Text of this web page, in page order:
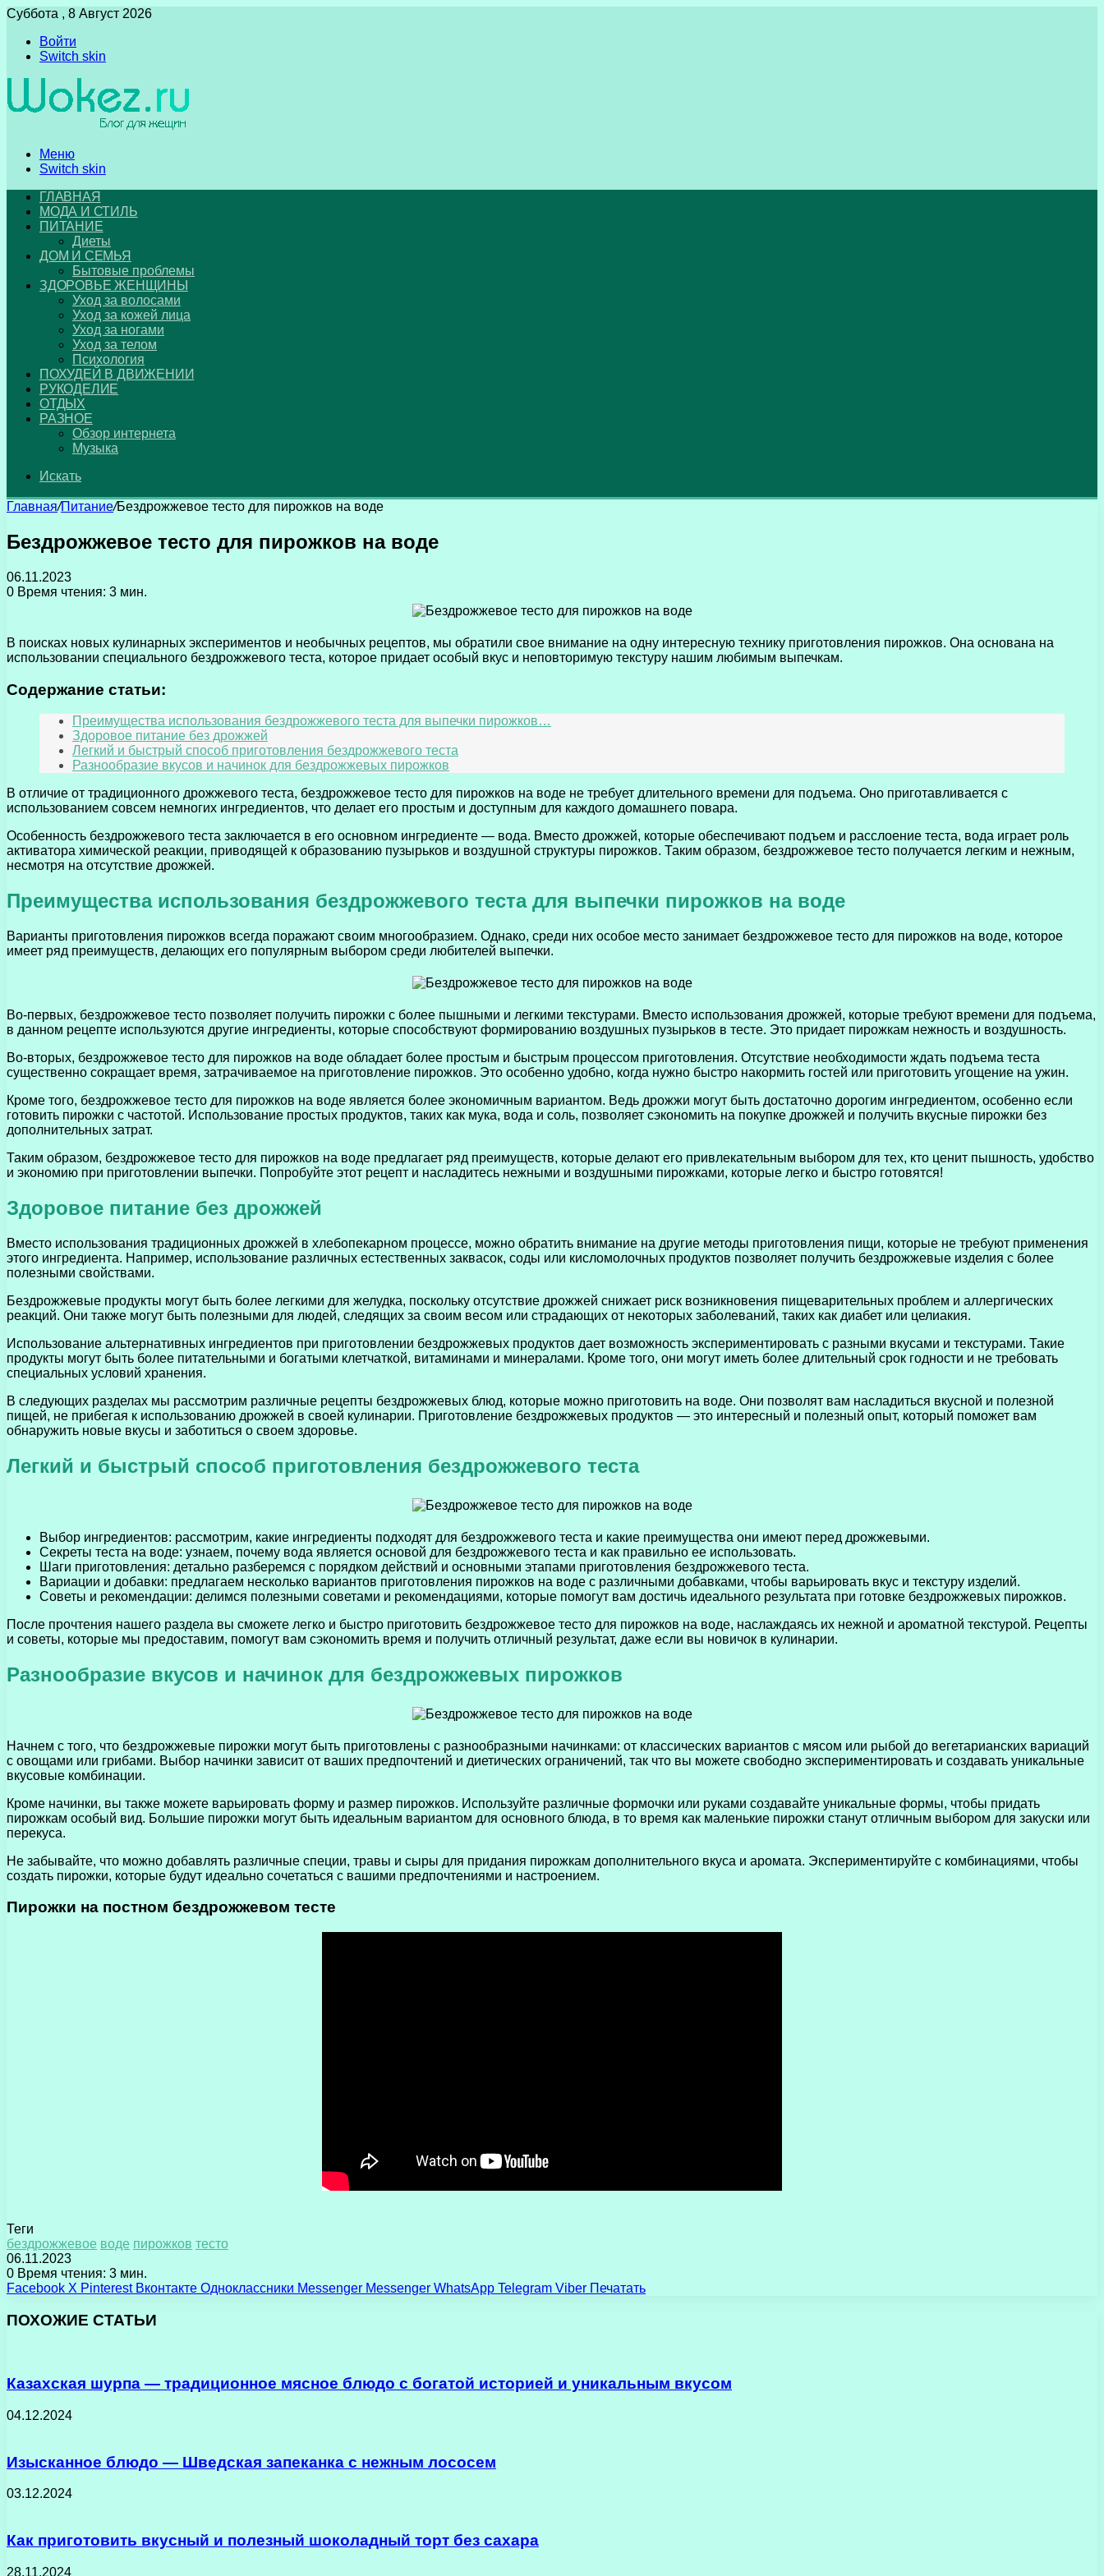
Суббота , 8 Август 2026
Войти
Switch skin
Меню
Switch skin
ГЛАВНАЯ
МОДА И СТИЛЬ
ПИТАНИЕ
Диеты
ДОМ И СЕМЬЯ
Бытовые проблемы
ЗДОРОВЬЕ ЖЕНЩИНЫ
Уход за волосами
Уход за кожей лица
Уход за ногами
Уход за телом
Психология
ПОХУДЕЙ В ДВИЖЕНИИ
РУКОДЕЛИЕ
ОТДЫХ
РАЗНОЕ
Обзор интернета
Музыка
Искать
Главная/Питание/Бездрожжевое тесто для пирожков на воде
Бездрожжевое тесто для пирожков на воде
06.11.2023
0 Время чтения: 3 мин.
В поисках новых кулинарных экспериментов и необычных рецептов, мы обратили свое внимание на одну интересную технику приготовления пирожков. Она основана на
использовании специального бездрожжевого теста, которое придает особый вкус и неповторимую текстуру нашим любимым выпечкам.
Содержание статьи:
Преимущества использования бездрожжевого теста для выпечки пирожков…
Здоровое питание без дрожжей
Легкий и быстрый способ приготовления бездрожжевого теста
Разнообразие вкусов и начинок для бездрожжевых пирожков
В отличие от традиционного дрожжевого теста, бездрожжевое тесто для пирожков на воде не требует длительного времени для подъема. Оно приготавливается с
использованием совсем немногих ингредиентов, что делает его простым и доступным для каждого домашнего повара.
Особенность бездрожжевого теста заключается в его основном ингредиенте — вода. Вместо дрожжей, которые обеспечивают подъем и расслоение теста, вода играет роль
активатора химической реакции, приводящей к образованию пузырьков и воздушной структуры пирожков. Таким образом, бездрожжевое тесто получается легким и нежным,
несмотря на отсутствие дрожжей.
Преимущества использования бездрожжевого теста для выпечки пирожков на воде
Варианты приготовления пирожков всегда поражают своим многообразием. Однако, среди них особое место занимает бездрожжевое тесто для пирожков на воде, которое
имеет ряд преимуществ, делающих его популярным выбором среди любителей выпечки.
Во-первых, бездрожжевое тесто позволяет получить пирожки с более пышными и легкими текстурами. Вместо использования дрожжей, которые требуют времени для подъема,
в данном рецепте используются другие ингредиенты, которые способствуют формированию воздушных пузырьков в тесте. Это придает пирожкам нежность и воздушность.
Во-вторых, бездрожжевое тесто для пирожков на воде обладает более простым и быстрым процессом приготовления. Отсутствие необходимости ждать подъема теста
существенно сокращает время, затрачиваемое на приготовление пирожков. Это особенно удобно, когда нужно быстро накормить гостей или приготовить угощение на ужин.
Кроме того, бездрожжевое тесто для пирожков на воде является более экономичным вариантом. Ведь дрожжи могут быть достаточно дорогим ингредиентом, особенно если
готовить пирожки с частотой. Использование простых продуктов, таких как мука, вода и соль, позволяет сэкономить на покупке дрожжей и получить вкусные пирожки без
дополнительных затрат.
Таким образом, бездрожжевое тесто для пирожков на воде предлагает ряд преимуществ, которые делают его привлекательным выбором для тех, кто ценит пышность, удобство
и экономию при приготовлении выпечки. Попробуйте этот рецепт и насладитесь нежными и воздушными пирожками, которые легко и быстро готовятся!
Здоровое питание без дрожжей
Вместо использования традиционных дрожжей в хлебопекарном процессе, можно обратить внимание на другие методы приготовления пищи, которые не требуют применения
этого ингредиента. Например, использование различных естественных заквасок, соды или кисломолочных продуктов позволяет получить бездрожжевые изделия с более
полезными свойствами.
Бездрожжевые продукты могут быть более легкими для желудка, поскольку отсутствие дрожжей снижает риск возникновения пищеварительных проблем и аллергических
реакций. Они также могут быть полезными для людей, следящих за своим весом или страдающих от некоторых заболеваний, таких как диабет или целиакия.
Использование альтернативных ингредиентов при приготовлении бездрожжевых продуктов дает возможность экспериментировать с разными вкусами и текстурами. Такие
продукты могут быть более питательными и богатыми клетчаткой, витаминами и минералами. Кроме того, они могут иметь более длительный срок годности и не требовать
специальных условий хранения.
В следующих разделах мы рассмотрим различные рецепты бездрожжевых блюд, которые можно приготовить на воде. Они позволят вам насладиться вкусной и полезной
пищей, не прибегая к использованию дрожжей в своей кулинарии. Приготовление бездрожжевых продуктов — это интересный и полезный опыт, который поможет вам
обнаружить новые вкусы и заботиться о своем здоровье.
Легкий и быстрый способ приготовления бездрожжевого теста
Выбор ингредиентов: рассмотрим, какие ингредиенты подходят для бездрожжевого теста и какие преимущества они имеют перед дрожжевыми.
Секреты теста на воде: узнаем, почему вода является основой для бездрожжевого теста и как правильно ее использовать.
Шаги приготовления: детально разберемся с порядком действий и основными этапами приготовления бездрожжевого теста.
Вариации и добавки: предлагаем несколько вариантов приготовления пирожков на воде с различными добавками, чтобы варьировать вкус и текстуру изделий.
Советы и рекомендации: делимся полезными советами и рекомендациями, которые помогут вам достичь идеального результата при готовке бездрожжевых пирожков.
После прочтения нашего раздела вы сможете легко и быстро приготовить бездрожжевое тесто для пирожков на воде, наслаждаясь их нежной и ароматной текстурой. Рецепты
и советы, которые мы предоставим, помогут вам сэкономить время и получить отличный результат, даже если вы новичок в кулинарии.
Разнообразие вкусов и начинок для бездрожжевых пирожков
Начнем с того, что бездрожжевые пирожки могут быть приготовлены с разнообразными начинками: от классических вариантов с мясом или рыбой до вегетарианских вариаций
с овощами или грибами. Выбор начинки зависит от ваших предпочтений и диетических ограничений, так что вы можете свободно экспериментировать и создавать уникальные
вкусовые комбинации.
Кроме начинки, вы также можете варьировать форму и размер пирожков. Используйте различные формочки или руками создавайте уникальные формы, чтобы придать
пирожкам особый вид. Большие пирожки могут быть идеальным вариантом для основного блюда, в то время как маленькие пирожки станут отличным выбором для закуски или
перекуса.
Не забывайте, что можно добавлять различные специи, травы и сыры для придания пирожкам дополнительного вкуса и аромата. Экспериментируйте с комбинациями, чтобы
создать пирожки, которые будут идеально сочетаться с вашими предпочтениями и настроением.
Пирожки на постном бездрожжевом тесте
Теги
бездрожжевое воде пирожков тесто
06.11.2023
0 Время чтения: 3 мин.
Facebook X Pinterest Вконтакте Одноклассники Messenger Messenger WhatsApp Telegram Viber Печатать
ПОХОЖИЕ СТАТЬИ
Казахская шурпа — традиционное мясное блюдо с богатой историей и уникальным вкусом
04.12.2024
Изысканное блюдо — Шведская запеканка с нежным лососем
03.12.2024
Как приготовить вкусный и полезный шоколадный торт без сахара
28.11.2024